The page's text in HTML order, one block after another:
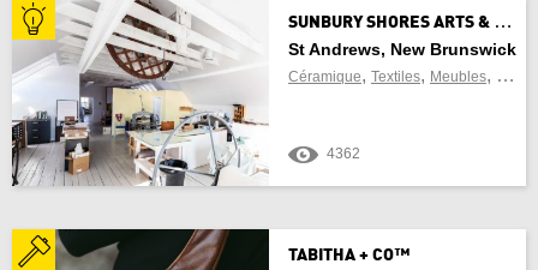
S
UNBURY SHORES ARTS & NATURE CENTRE
St Andrews, New Brunswick
Céramique, Textiles, Meubles, Verre
4362
TABITHA + CO™